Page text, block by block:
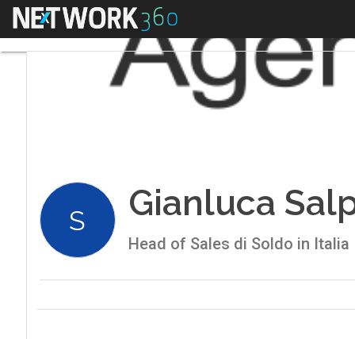
Menu
S Gianluca
Head of Sales di Soldo in Italia